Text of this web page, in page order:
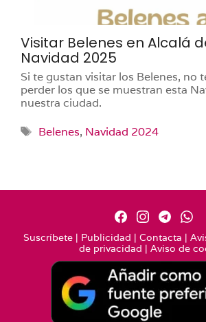
Visitar Belenes en Alcalá
Navidad 2025
Si te gustan visitar los Belenes, no
perder los que se muestran esta
nuestra ciudad.
Etiquetas
Belenes, Navidad 2024
Suscríbete | Publicidad | Contacta |
de privacidad | Aviso de